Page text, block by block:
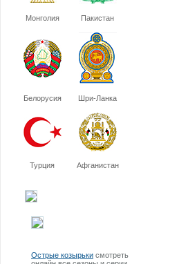
Монголия Пакистан
Белорусия Шри-Ланка
Турция Афганистан
Острые козырьки смотреть